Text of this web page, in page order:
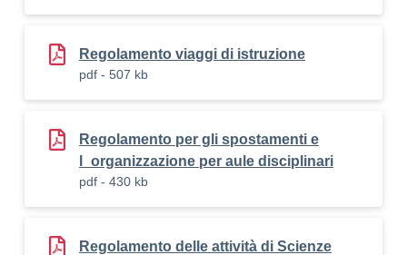
Regolamento viaggi di istruzione
pdf - 507 kb
Regolamento per gli spostamenti e
l_organizzazione per aule disciplinari
pdf - 430 kb
Regolamento delle attività di Scienze